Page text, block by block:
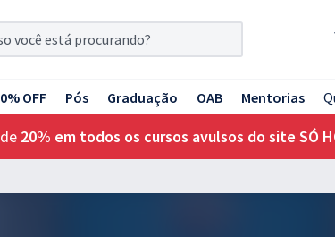
OFF Pós Graduação OAB Mentorias
20% em todos os cursos avulsos do site SÓ